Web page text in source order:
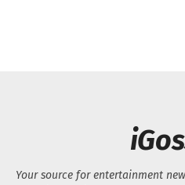
Your source for entertainment